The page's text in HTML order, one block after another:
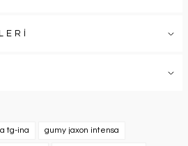
tg-ina gumy jaxon intensa